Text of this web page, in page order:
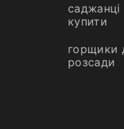
саджанці
купити
горщики
розсади